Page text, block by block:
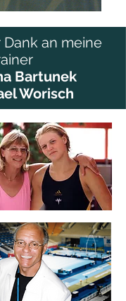
an meine
Bartunek
Worisch